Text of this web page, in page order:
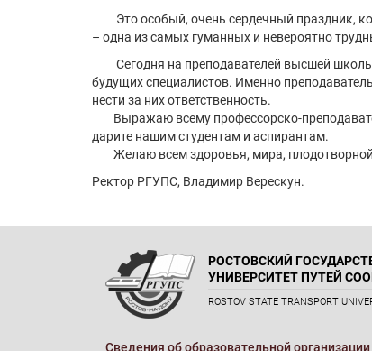
Это особый, очень сердечный праздник,
– одна из самых гуманных и невероятно
Сегодня на преподавателей высшей школы
будущих специалистов. Именно
нести за них ответственность.
Выражаю всему профессорско-
дарите нашим студентам и аспирантам.
Желаю всем здоровья, мира, плодотворной
Ректор РГУПС, Владимир Верескун.
РОСТОВСКИЙ
УНИВЕРСИТЕТ ПУТЕЙ
ROSTOV STATE TRANSPORT
Сведения об образовательной организации